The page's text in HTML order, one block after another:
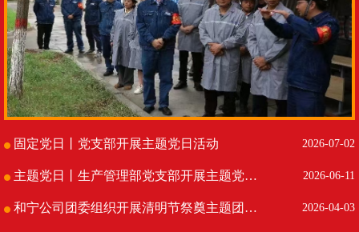
固定党日丨党支部开展主题党日活动 2026-07-02
主题党日丨生产管理部党支部开展主题党日活动 2026-06-11
和宁公司团委组织开展清明节祭奠主题团日活动 2026-04-03